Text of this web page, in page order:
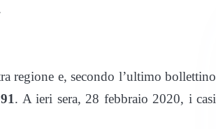
regione e, secondo l’ultimo bollettino
. A ieri sera, 28 febbraio 2020, i casi